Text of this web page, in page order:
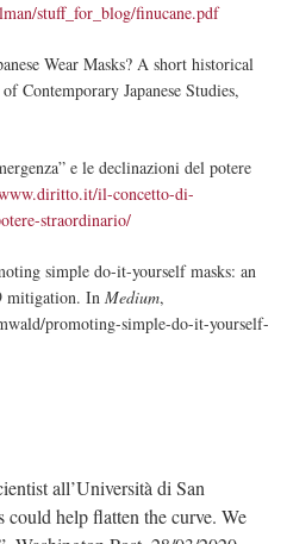
stuff_for_blog/finucane.pdf
Wear Masks? A short historical
Contemporary Japanese Studies,
e le declinazioni del potere
il-concetto-di-
straordinario/
simple do-it-yourself masks: an
mitigation. In Medium,
promoting-simple-do-it-yourself-
all’Università di San
help flatten the curve. We